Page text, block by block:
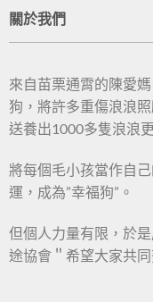
關於我們
來自苗栗通霄的陳愛
狗，將許多重傷浪浪
送養出1000多隻浪浪
將每個毛小孩當作自
運，成為”幸福狗”。
但個人力量有限，於
途協會＂希望大家共